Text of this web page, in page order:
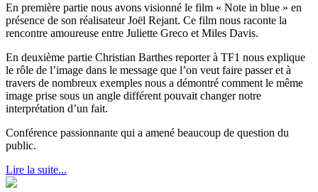
En première partie nous avons visionné le film « Note in blue » en
présence de son réalisateur Joël Rejant. Ce film nous raconte la
rencontre amoureuse entre Juliette Greco et Miles Davis.
En deuxième partie Christian Barthes reporter à TF1 nous explique
le rôle de l’image dans le message que l’on veut faire passer et à
travers de nombreux exemples nous a démontré comment le même
image prise sous un angle différent pouvait changer notre
interprétation d’un fait.
Conférence passionnante qui a amené beaucoup de question du
public.
Lire la suite...